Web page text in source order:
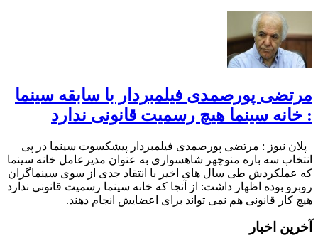
مرتضی پورصمدی فیلمبردار با سابقه سینما
: خانه سینما هیچ رسمیت قانونی ندارد
پلان نیوز : مرتضی پورصمدی فیلمبردار پیشکسوت سینما در پی
انتخاب سه باره منوچهر شاهسواری به عنوان مدیرعامل خانه سینما
که عملکردش طی سال های اخیر با انتقاد جدی از سوی سینماگران
روبرو بوده اظهار داشت: از آنجا که خانه سینما رسمیت قانونی ندارد
هیچ کار قانونی هم نمی تواند برای اعضایش انجام دهند.
آخرین اخبار